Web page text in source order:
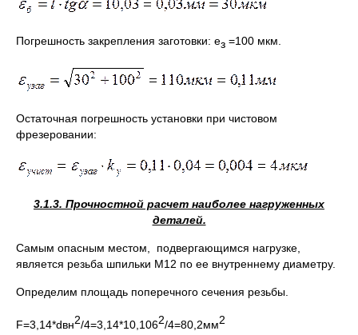
Погрешность закрепления заготовки: eз =100 мкм.
Остаточная погрешность установки при чистовом
фрезеровании:
3.1.3. Прочностной расчет наиболее нагруженных
деталей.
Самым опасным местом, подвергающимся нагрузке,
является резьба шпильки М12 по ее внутреннему диаметру.
Определим площадь поперечного сечения резьбы.
F=3,14*dвн2/4=3,14*10,1062/4=80,2мм2